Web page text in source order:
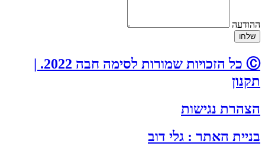
ההודעה
שלחו
Ⓒ כל הזכויות שמורות לסימה חבה 2022. |
תקנון
הצהרת נגישות
בניית האתר : גלי דוב